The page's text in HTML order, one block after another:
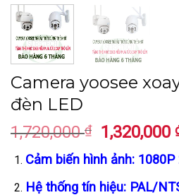
Camera yoosee
đèn LED
1,720,000₫
Giá
gốc
là:
1,720,000
1,320,000
Cảm biến hình ảnh:
Hệ thống tín hiệu: PAL/